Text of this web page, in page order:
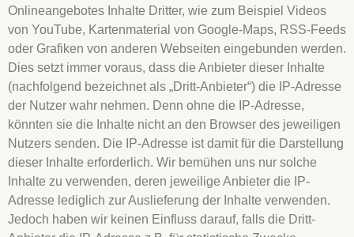
Onlineangebotes Inhalte Dritter, wie zum Beispiel Videos
von YouTube, Kartenmaterial von Google-Maps, RSS-Feeds
oder Grafiken von anderen Webseiten eingebunden werden.
Dies setzt immer voraus, dass die Anbieter dieser Inhalte
(nachfolgend bezeichnet als „Dritt-Anbieter“) die IP-Adresse
der Nutzer wahr nehmen. Denn ohne die IP-Adresse,
könnten sie die Inhalte nicht an den Browser des jeweiligen
Nutzers senden. Die IP-Adresse ist damit für die Darstellung
dieser Inhalte erforderlich. Wir bemühen uns nur solche
Inhalte zu verwenden, deren jeweilige Anbieter die IP-
Adresse lediglich zur Auslieferung der Inhalte verwenden.
Jedoch haben wir keinen Einfluss darauf, falls die Dritt-